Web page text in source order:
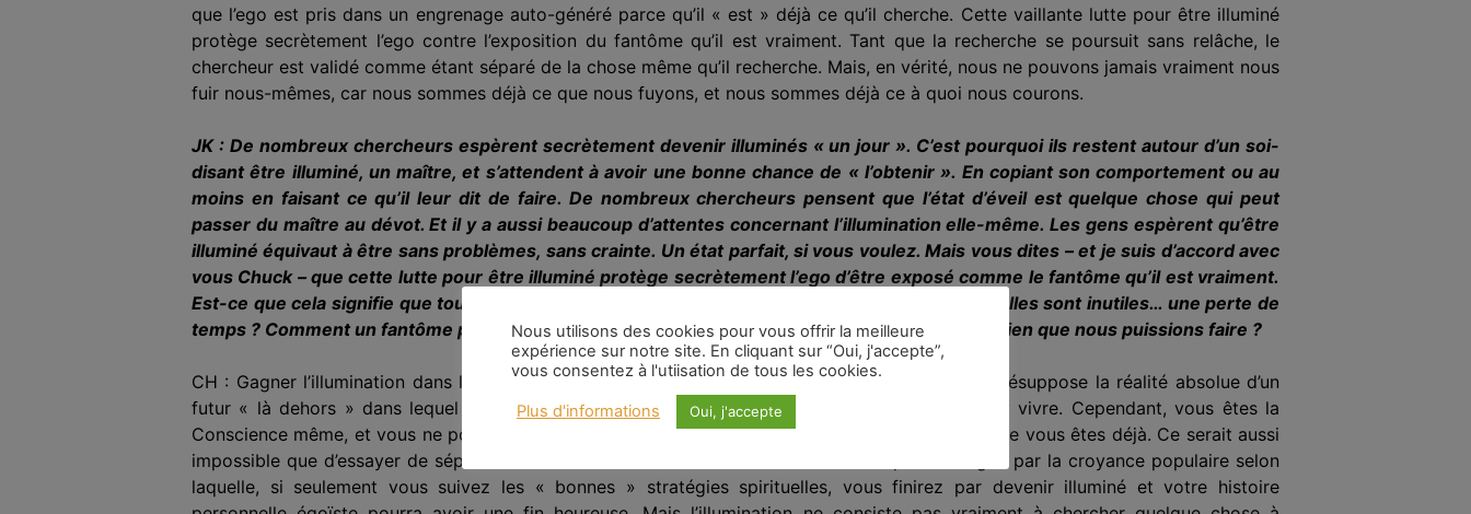
que l’ego est pris dans un engrenage auto-généré parce qu’il « est » déjà ce qu’il cherche. Cette vaillante lutte pour être illuminé
protège secrètement l’ego contre l’exposition du fantôme qu’il est vraiment. Tant que la recherche se poursuit sans relâche, le
chercheur est validé comme étant séparé de la chose même qu’il recherche. Mais, en vérité, nous ne pouvons jamais vraiment nous
fuir nous-mêmes, car nous sommes déjà ce que nous fuyons, et nous sommes déjà ce à quoi nous courons.
JK : De nombreux chercheurs espèrent secrètement devenir illuminés « un jour ». C’est pourquoi ils restent autour d’un soi-
disant être illuminé, un maître, et s’attendent à avoir une bonne chance de « l’obtenir ». En copiant son comportement ou au
moins en faisant ce qu’il leur dit de faire. De nombreux chercheurs pensent que l’état d’éveil est quelque chose qui peut
passer du maître au dévot. Et il y a aussi beaucoup d’attentes concernant l’illumination elle-même. Les gens espèrent qu’être
illuminé équivaut à être sans problèmes, sans crainte. Un état parfait, si vous voulez. Mais vous dites – et je suis d’accord avec
vous Chuck – que cette lutte pour être illuminé protège secrètement l’ego d’être exposé comme le fantôme qu’il est vraiment.
Est-ce que cela signifie que toute cette recherche est inutile, que toutes les traditions spirituelles sont inutiles… une perte de
temps ? Comment un fantôme peut-il découvrir la Réalité ? Est-il donc vrai qu’il n’y a vraiment rien que nous puissions faire ?
CH : Gagner l’illumination dans le futur est une illusion persistante et basée sur le temps. Elle présuppose la réalité absolue d’un
futur « là dehors » dans lequel votre histoire personnelle peut, d’une manière ou d’une autre, y vivre. Cependant, vous êtes la
Conscience même, et vous ne pouvez donc jamais vous séparer de la Réalité essentielle de ce que vous êtes déjà. Ce serait aussi
impossible que d’essayer de séparer l’humidité de l’eau. Une telle lutte inutile n’est qu’encouragée par la croyance populaire selon
laquelle, si seulement vous suivez les « bonnes » stratégies spirituelles, vous finirez par devenir illuminé et votre histoire
Nous utilisons des cookies pour vous offrir la meilleure
expérience sur notre site. En cliquant sur “Oui, j'accepte”,
vous consentez à l'utiisation de tous les cookies.
Plus d'informations Oui, j'accepte